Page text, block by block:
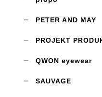
PETER AND MAY
PROJEKT
QWON eyewear
SAUVAGE